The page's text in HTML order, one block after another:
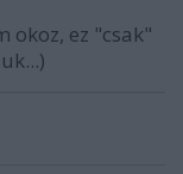
okoz, ez "csak"